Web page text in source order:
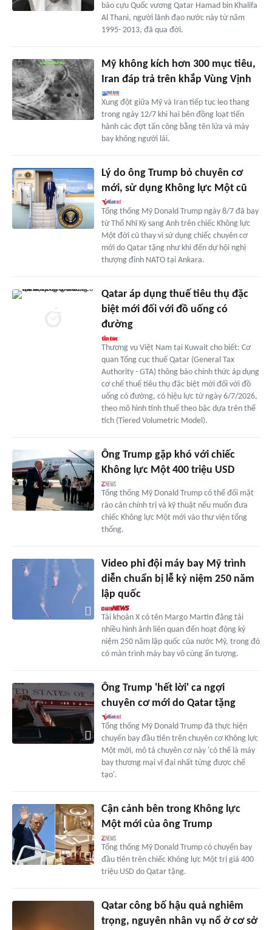
báo cựu Quốc vương Qatar Hamad bin Khalifa
Al Thani, người lãnh đạo nước này từ năm
1995- 2013, đã qua đời.
Mỹ không kích hơn 300 mục tiêu,
Iran đáp trả trên khắp Vùng Vịnh
Xung đột giữa Mỹ và Iran tiếp tục leo thang
trong ngày 12/7 khi hai bên đồng loạt tiến
hành các đợt tấn công bằng tên lửa và máy
bay không người lái.
Lý do ông Trump bỏ chuyên cơ
mới, sử dụng Không lực Một cũ
Tổng thống Mỹ Donald Trump ngày 8/7 đã bay
từ Thổ Nhĩ Kỳ sang Anh trên chiếc Không lực
Một đời cũ thay vì sử dụng chiếc chuyên cơ
mới do Qatar tặng như khi đến dự hội nghị
thượng đỉnh NATO tại Ankara.
Qatar áp dụng thuế tiêu thụ đặc
biệt mới đối với đồ uống có
đường
Thương vụ Việt Nam tại Kuwait cho biết: Cơ
quan Tổng cục thuế Qatar (General Tax
Authority - GTA) thông báo chính thức áp dụng
cơ chế thuế tiêu thụ đặc biệt mới đối với đồ
uống có đường, có hiệu lực từ ngày 6/7/2026,
theo mô hình tính thuế theo bậc dựa trên thể
tích (Tiered Volumetric Model).
Ông Trump gặp khó với chiếc
Không lực Một 400 triệu USD
Tổng thống Mỹ Donald Trump có thể đối mặt
rào cản chính trị và kỹ thuật nếu muốn đưa
chiếc Không lực Một mới vào thư viện tổng
thống.
Video phi đội máy bay Mỹ trình
diễn chuẩn bị lễ kỷ niệm 250 năm
lập quốc
Tài khoản X có tên Margo Martin đăng tải
nhiều hình ảnh liên quan đến hoạt động kỷ
niệm 250 năm lập quốc của nước Mỹ, trong đó
có màn trình máy bay vô cùng ấn tượng.
Ông Trump 'hết lời' ca ngợi
chuyên cơ mới do Qatar tặng
Tổng thống Mỹ Donald Trump đã thực hiện
chuyến bay đầu tiên trên chuyên cơ Không lực
Một mới, mô tả chuyên cơ này 'có thể là máy
bay thương mại vĩ đại nhất từng được chế
tạo'.
Cận cảnh bên trong Không lực
Một mới của ông Trump
Tổng thống Mỹ Donald Trump có chuyến bay
đầu tiên trên chiếc Không lực Một trị giá 400
triệu USD do Qatar tặng.
Qatar công bố hậu quả nghiêm
trọng, nguyên nhân vụ nổ ở cơ sở